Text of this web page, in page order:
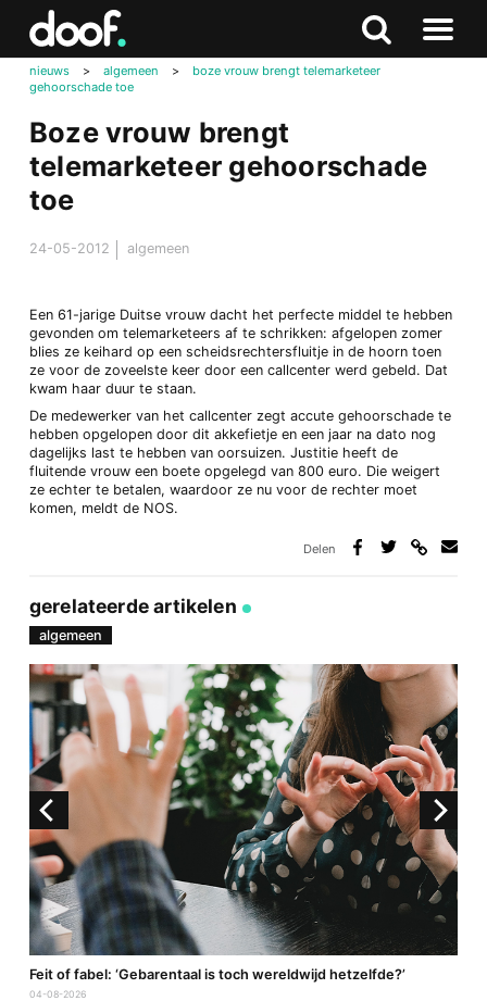
Zoeken
Naar
nieuws > algemeen >
boze vrouw brengt telemarketeer
gehoorschade toe
Boze vrouw brengt
telemarketeer gehoorschade
toe
24-05-2012 algemeen
Een 61-jarige Duitse vrouw dacht het perfecte middel te hebben
gevonden om telemarketeers af te schrikken: afgelopen zomer
blies ze keihard op een scheidsrechtersfluitje in de hoorn toen
ze voor de zoveelste keer door een callcenter werd gebeld. Dat
kwam haar duur te staan.
De medewerker van het callcenter zegt accute gehoorschade te
hebben opgelopen door dit akkefietje en een jaar na dato nog
dagelijks last te hebben van oorsuizen. Justitie heeft de
fluitende vrouw een boete opgelegd van 800 euro. Die weigert
ze echter te betalen, waardoor ze nu voor de rechter moet
komen, meldt de NOS.
Delen
gerelateerde artikelen
algemeen
Feit of fabel: ‘Gebarentaal is toch wereldwijd hetzelfde?’
04-08-2026
Doof.nl
Zoeken